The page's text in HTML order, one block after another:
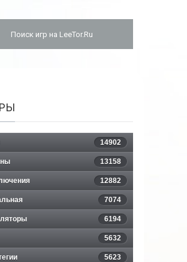
14902
13158
12882
7074
6194
5632
5623